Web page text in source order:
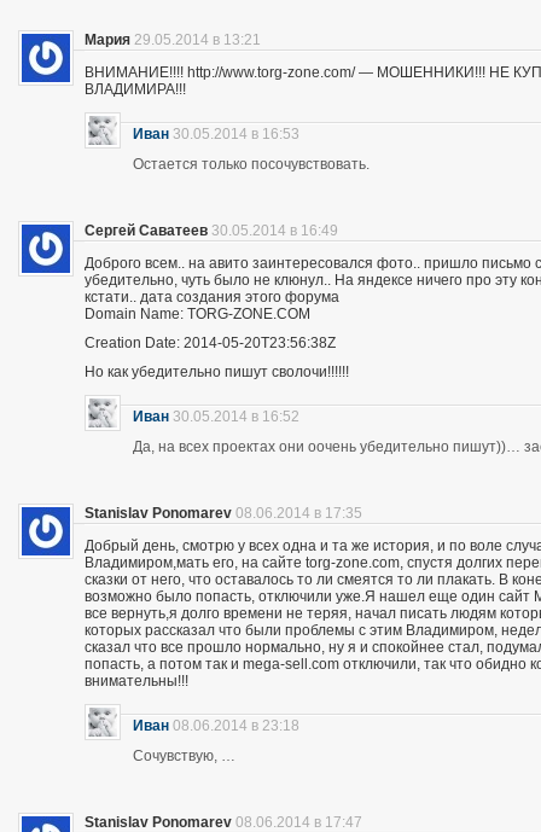
Мария 29.05.2014 в 13:21
ВНИМАНИЕ!!!! http://www.torg-zone.com/ — МОШЕННИКИ!!! НЕ
ВЛАДИМИРА!!!
Иван 30.05.2014 в 16:53
Остается только посочувствовать.
Сергей Саватеев 30.05.2014 в 16:49
Доброго всем.. на авито заинтересовался фото.. пришло
убедительно, чуть было не клюнул.. На яндексе ничего про
кстати.. дата создания этого форума
Domain Name: TORG-ZONE.COM
Creation Date: 2014-05-20T23:56:38Z
Но как убедительно пишут сволочи!!!!!!
Иван 30.05.2014 в 16:52
Да, на всех проектах они оочень убедительно пишут))…
Stanislav Ponomarev 08.06.2014 в 17:35
Добрый день, смотрю у всех одна и та же история, и по воле
Владимиром,мать его, на сайте torg-zone.com, спустя долгих
сказки от него, что оставалось то ли смеятся то ли плакать. В
возможно было попасть, отключили уже.Я нашел еще один
все вернуть,я долго времени не теряя, начал писать людям
которых рассказал что были проблемы с этим Владимиром,
сказал что все прошло нормально, ну я и спокойнее стал,
попасть, а потом так и mega-sell.com отключили, так что обидно
внимательны!!!
Иван 08.06.2014 в 23:18
Сочувствую, …
Stanislav Ponomarev 08.06.2014 в 17:47